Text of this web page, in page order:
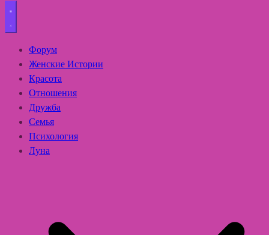
Форум
Женские Истории
Красота
Отношения
Дружба
Семья
Психология
Луна